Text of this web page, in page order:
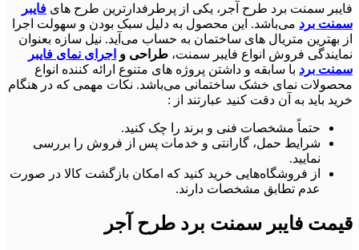
فایبر سمنت برد طرح آجر، یکی از پرطرفدارترین طرح های فایبر
سمنت برد می‌باشد. این محصول به دلیل سبک بودن و سهولت اجرا
از بهترین متریال های ساختمان به حساب می‌آید. نیل سازه بعنوان
نمایندگی فروش انواع فایبر سمنت، طراحی و اجرای نمای فایبر
سمنت برد با سابقه و داشتن پروژه های متنوع ارائه کننده انواع
محصولات نمای خشک ساختمانی می‌باشد. نکات مهمی که در هنگام
خرید باید به آن دقت کنید عبارتند از :
حتماً مشخصات فنی و برند را چک کنید.
شرایط حمل، گارانتی و خدمات پس از فروش را بررسی
نمایید.
از فروشگاه‌هایی خرید کنید که امکان بازگشت کالا در صورت
عدم تطابق مشخصات دارند.
قیمت فایبر سمنت برد طرح آجر